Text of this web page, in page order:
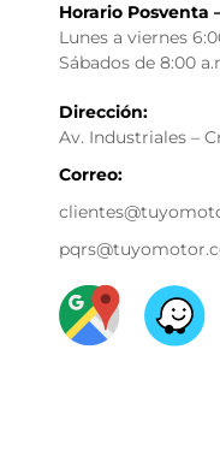
Horario Posventa
Lunes a viernes
Sábados de 8:00
Dirección:
Av. Industriales –
Correo: